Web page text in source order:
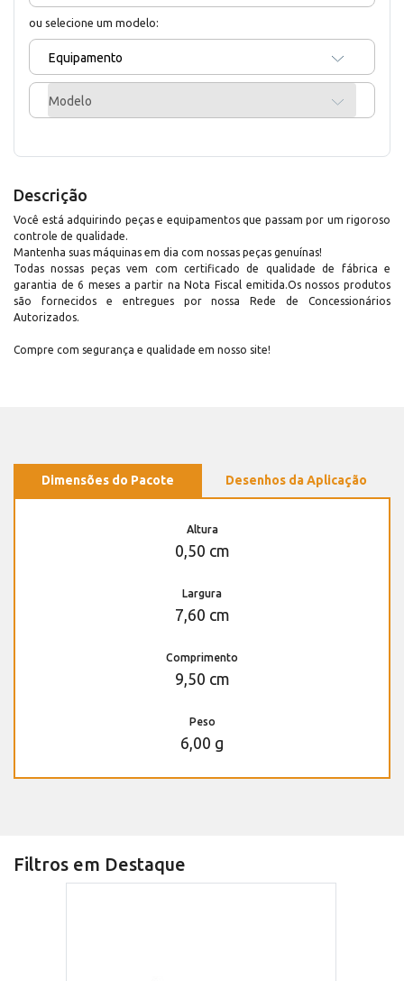
ou selecione um modelo:
Equipamento
Modelo
Descrição
Você está adquirindo peças e equipamentos que passam por um rigoroso
controle de qualidade.
Mantenha suas máquinas em dia com nossas peças genuínas!
Todas nossas peças vem com certificado de qualidade de fábrica e
garantia de 6 meses a partir na Nota Fiscal emitida.Os nossos produtos
são fornecidos e entregues por nossa Rede de Concessionários
Autorizados.
Compre com segurança e qualidade em nosso site!
Dimensões do Pacote Desenhos da Aplicação
Altura
0,50 cm
Largura
7,60 cm
Comprimento
9,50 cm
Peso
6,00 g
Filtros em Destaque